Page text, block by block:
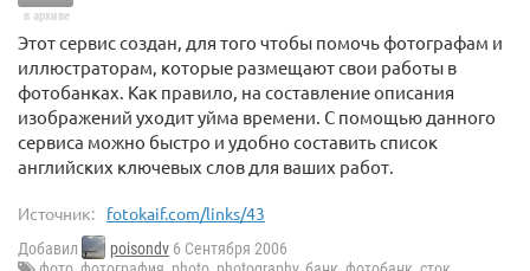
в архиве
Этот сервис создан, для того чтобы помочь фотографам и
иллюстраторам, которые размещают свои работы в
фотобанках. Как правило, на составление описания
изображений уходит уйма времени. С помощью данного
сервиса можно быстро и удобно составить список
английских ключевых слов для ваших работ.
Источник: fotokaif.com/links/43
Добавил poisondv 6 Сентября 2006